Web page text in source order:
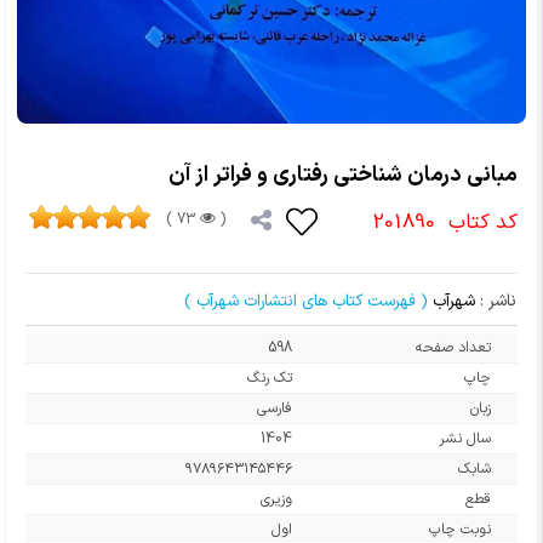
مبانی درمان شناختی رفتاری و فراتر از آن
کد کتاب 201890
(
73 )
ناشر : شهرآب ( فهرست کتاب های انتشارات شهرآب )
تعداد صفحه
598
چاپ
تک رنگ
زبان
فارسی
سال نشر
1404
شابک
۹۷۸۹۶۴۳۱۴۵۴۴۶
قطع
وزیری
نوبت چاپ
اول